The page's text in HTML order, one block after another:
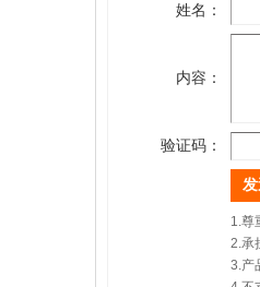
姓名：
内容：
验证码：
1.尊
2.承
3.产